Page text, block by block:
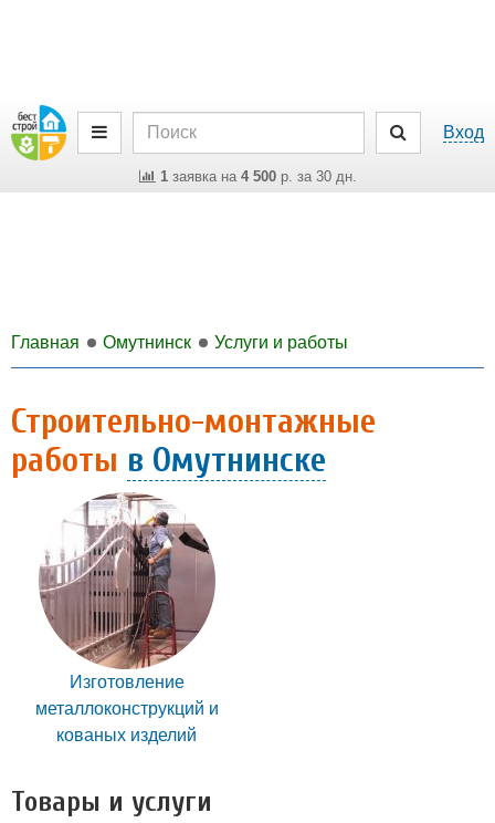
Вход
1заявка на 4 500р. за 30 дн.
Главная Омутнинск Услуги и работы
Строительно-монтажные
работы в Омутнинске
Изготовление
металлоконструкций и
кованых изделий
Товары и услуги